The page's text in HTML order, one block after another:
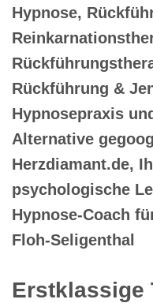
Hypnose,
Rückführung &
Hypnosepraxis
Alternative
Herzdiamant.de,
psychologische
Hypnose-Coach
Floh-Seligenthal
Erstklassige